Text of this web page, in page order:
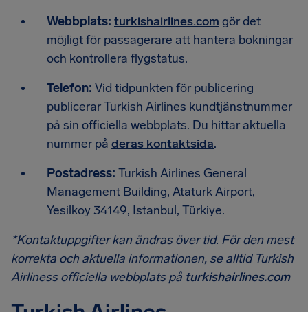
Webbplats: turkishairlines.com gör det
möjligt för passagerare att hantera bokningar
och kontrollera flygstatus.
Telefon: Vid tidpunkten för publicering
publicerar Turkish Airlines kundtjänstnummer
på sin officiella webbplats. Du hittar aktuella
nummer på deras kontaktsida.
Postadress: Turkish Airlines General
Management Building, Ataturk Airport,
Yesilkoy 34149, Istanbul, Türkiye.
*Kontaktuppgifter kan ändras över tid. För den mest
korrekta och aktuella informationen, se alltid Turkish
Airliness officiella webbplats på turkishairlines.com